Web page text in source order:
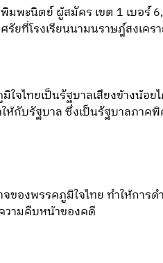
มพะนิตย์ ผู้สมัคร เขต 1 เบอร์
รัยที่โรงเรียนนามนราษฎ์สงเคร
ใจไทยเป็นรัฐบาลเสียงข้างน้
กับรัฐบาล ซึ่งเป็นรัฐบาลภาค
จของพรรคภูมิใจไทย ทำให้กา
วามคืบหน้าของคดี